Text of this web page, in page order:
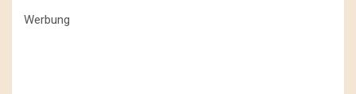
Werbung